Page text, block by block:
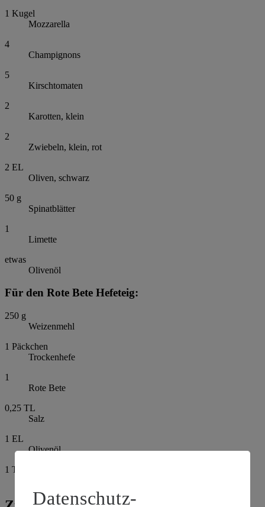
1 Kugel
Mozzarella
4
Champignons
5
Kirschtomaten
2
Karotten, klein
2
Zwiebeln, klein, rot
2 EL
Oliven, schwarz
50 g
Spinatblätter
1
Limette
etwas
Olivenöl
Für den Rote Bete Hefeteig:
250 g
Weizenmehl
1 Päckchen
Trockenhefe
1
Rote Bete
0,25 TL
Salz
1 EL
Olivenöl
1 TL
Datenschutz-